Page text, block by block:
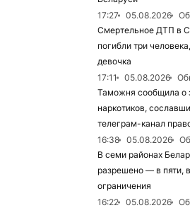
17:27
05.08.2026
Смертельное ДТП в
погибли три
девочка
17:11
05.08.2026
Таможня сообщила о
наркотиков,
телеграм-канал
16:38
05.08.2026
В семи районах
разрешено — в пяти,
ограничения
16:22
05.08.2026